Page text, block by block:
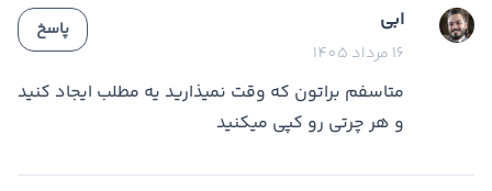
ابی
16 مرداد 1405
متاسفم براتون که وقت نمیذارید یه مطلب ایجاد کنید
و هر چرتی رو کپی میکنید
پاسخ